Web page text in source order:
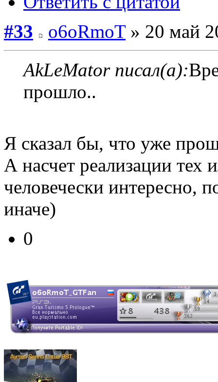
#33
o6oRmoT» 20 май
AkLeMator писал(а):
прошло..
Я сказал бы, что уже
А насчет реализации
человечески интересно,
иначе)
0